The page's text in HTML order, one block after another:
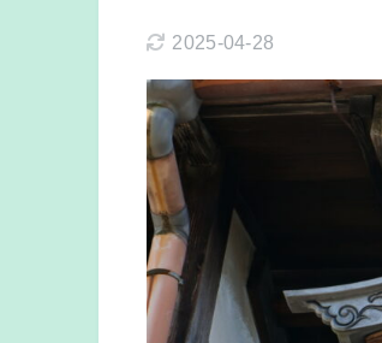
2025-04-28